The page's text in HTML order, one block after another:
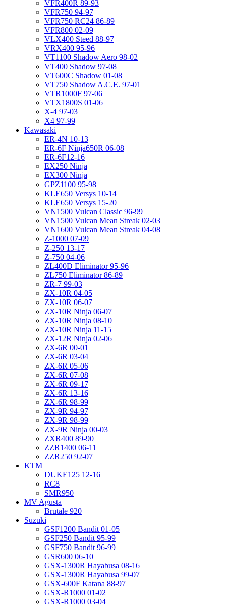
VFR400R 89-93
VFR750 94-97
VFR750 RC24 86-89
VFR800 02-09
VLX400 Steed 88-97
VRX400 95-96
VT1100 Shadow Aero 98-02
VT400 Shadow 97-08
VT600C Shadow 01-08
VT750 Shadow A.C.E. 97-01
VTR1000F 97-06
VTX1800S 01-06
X-4 97-03
X4 97-99
Kawasaki
ER-4N 10-13
ER-6F Ninja650R 06-08
ER-6F12-16
EX250 Ninja
EX300 Ninja
GPZ1100 95-98
KLE650 Versys 10-14
KLE650 Versys 15-20
VN1500 Vulcan Classic 96-99
VN1500 Vulcan Mean Streak 02-03
VN1600 Vulcan Mean Streak 04-08
Z-1000 07-09
Z-250 13-17
Z-750 04-06
ZL400D Eliminator 95-96
ZL750 Eliminator 86-89
ZR-7 99-03
ZX-10R 04-05
ZX-10R 06-07
ZX-10R Ninja 06-07
ZX-10R Ninja 08-10
ZX-10R Ninja 11-15
ZX-12R Ninja 02-06
ZX-6R 00-01
ZX-6R 03-04
ZX-6R 05-06
ZX-6R 07-08
ZX-6R 09-17
ZX-6R 13-16
ZX-6R 98-99
ZX-9R 94-97
ZX-9R 98-99
ZX-9R Ninja 00-03
ZXR400 89-90
ZZR1400 06-11
ZZR250 92-07
KTM
DUKE125 12-16
RC8
SMR950
MV Agusta
Brutale 920
Suzuki
GSF1200 Bandit 01-05
GSF250 Bandit 95-99
GSF750 Bandit 96-99
GSR600 06-10
GSX-1300R Hayabusa 08-16
GSX-1300R Hayabusa 99-07
GSX-600F Katana 88-97
GSX-R1000 01-02
GSX-R1000 03-04